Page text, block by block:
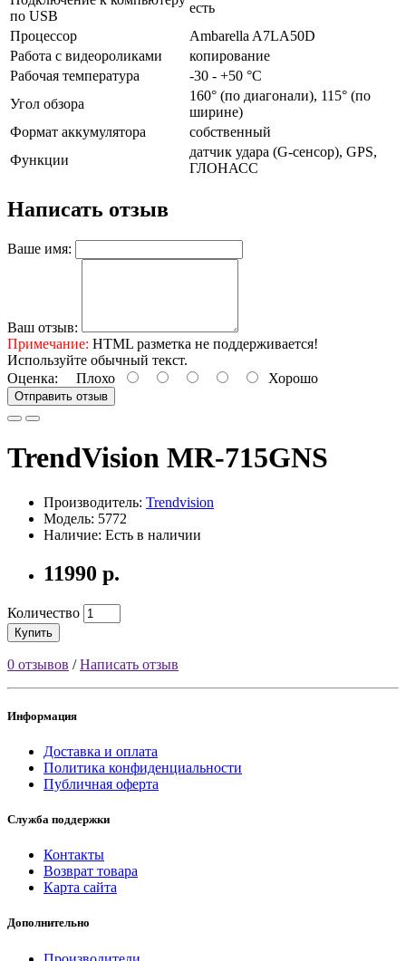
по USB
есть
Процессор
Ambarella A7LA50D
Работа с видеороликами
копирование
Рабочая температура
-30 - +50 °C
Угол обзора
160° (по диагонали), 115° (по
ширине)
Формат аккумулятора
собственный
Функции
датчик удара (G-сенсор), GPS,
ГЛОНАСС
Написать отзыв
Ваше имя:
Ваш отзыв:
Примечание: HTML разметка не поддерживается!
Используйте обычный текст.
Оценка: Плохо Хорошо
Отправить отзыв
TrendVision MR-715GNS
Производитель: Trendvision
Модель: 5772
Наличие: Есть в наличии
11990 р.
Количество
Купить
0 отзывов /Написать отзыв
Информация
Доставка и оплата
Политика конфиденциальности
Публичная оферта
Служба поддержки
Контакты
Возврат товара
Карта сайта
Дополнительно